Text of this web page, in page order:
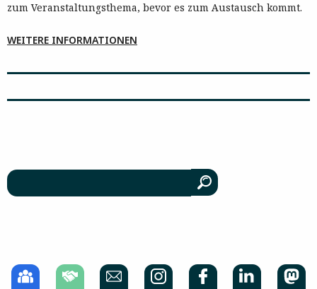
zum Veranstaltungsthema, bevor es zum Austausch kommt.
WEITERE INFORMATIONEN